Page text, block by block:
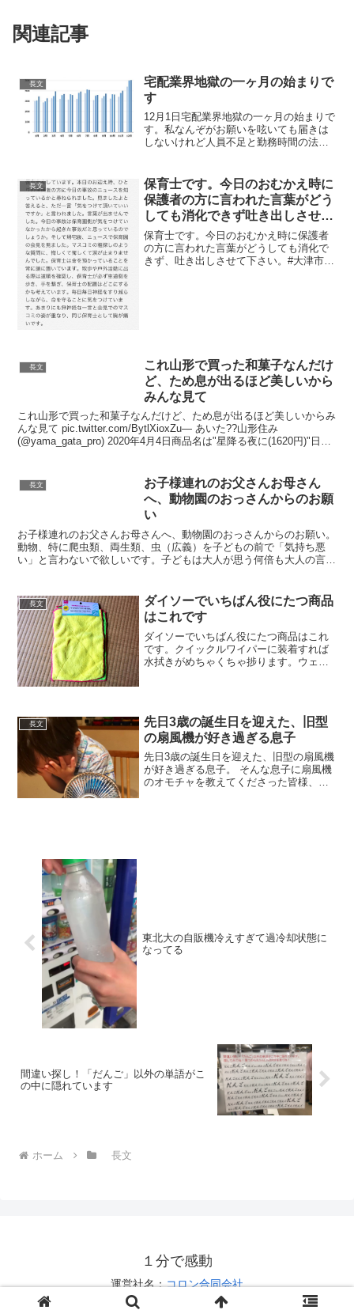
関連記事
長文
宅配業界地獄の一ヶ月の始まりで
す
12月1日宅配業界地獄の一ヶ月の始まりで
す。私なんぞがお願いを呟いても届きは
しないけれど人員不足と勤務時間の法的
地獄です。お願い。一度で受け取ってく
ださい。宅配ボックス...
長文
保育士です。今日のおむかえ時に
保護者の方に言われた言葉がどう
しても消化できず吐き出しさせて
下さい
保育士です。今日のおむかえ時に保護者
の方に言われた言葉がどうしても消化で
きず、吐き出しさせて下さい。#大津市 #
長文
これ山形で買った和菓子なんだけ
ど、ため息が出るほど美しいから
みんな見て
これ山形で買った和菓子なんだけど、ため息が出るほど美しいからみ
んな見て pic.twitter.com/BytlXioxZu— あいた??山形住み
(@yama_gata_pro) 2020年4月4日商品名は"星降る夜に(1620円)"日
長文
お子様連れのお父さんお母さん
へ、動物園のおっさんからのお願
い
お子様連れのお父さんお母さんへ、動物園のおっさんからのお願い。
動物、特に爬虫類、両生類、虫（広義）を子どもの前で「気持ち悪
い」と言わないで欲しいです。子どもは大人が思う何倍も大人の言葉
長文
ダイソーでいちばん役にたつ商品
はこれです
ダイソーでいちばん役にたつ商品はこれ
です。クイックルワイパーに装着すれば
水拭きがめちゃくちゃ捗ります。ウェッ
長文
先日3歳の誕生日を迎えた、旧型
の扇風機が好き過ぎる息子
先日3歳の誕生日を迎えた、旧型の扇風機
が好き過ぎる息子。 そんな息子に扇風機
のオモチャを教えてくださった皆様、本
東北大の自販機冷えすぎて過冷却状態に
なってる
間違い探し！「だんご」以外の単語がこ
の中に隠れています
ホーム 長文
１分で感動
運営社名：コロン合同会社
お問い合わせは
こちら